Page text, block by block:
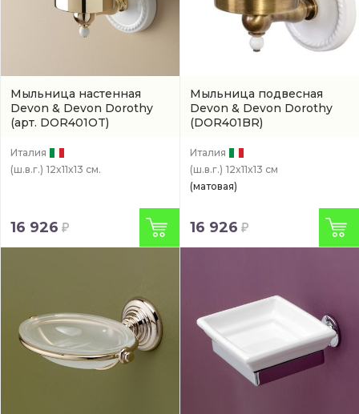
Мыльница настенная
Devon & Devon Dorothy
(арт. DOR401OT)
Италия
(ш.в.г.) 12x11x13 см.
16 926
Мыльница подвесная
Devon & Devon Dorothy
(DOR401BR)
Италия
(ш.в.г.) 12x11x13 см
(матовая)
16 926